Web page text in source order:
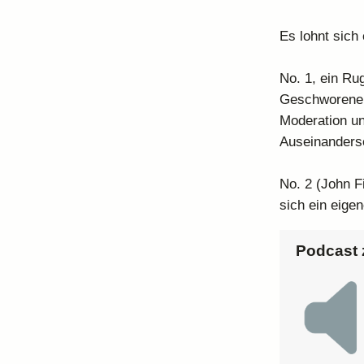
Es lohnt sich
No. 1, ein
Moderation
No. 2 (John
sich ein
Podcast